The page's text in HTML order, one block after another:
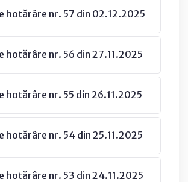
hotărâre nr. 57 din 02.12.2025
hotărâre nr. 56 din 27.11.2025
hotărâre nr. 55 din 26.11.2025
hotărâre nr. 54 din 25.11.2025
hotărâre nr. 53 din 24.11.2025